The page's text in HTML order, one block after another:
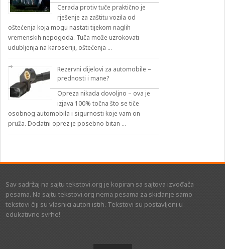
Cerada protiv tuče praktično je
rješenje za zaštitu vozila od
oštećenja koja mogu nastati tijekom naglih
vremenskih nepogoda. Tuča može uzrokovati
udubljenja na karoseriji, oštećenja …
Rezervni dijelovi za automobile –
prednosti i mane?
Opreza nikada dovoljno – ova je
izjava 100% točna što se tiče
osobnog automobila i sigurnosti koje vam on
pruža. Dodatni oprez je posebno bitan …
Sav sadržaj na sajtu tekstovi.org je kopiran sa sajtova izvođača
pesama. Na sajtu tekstovi.org nema pesama za skidanje samo
tekstovi čiji su vlasnici autori istih. Tekstovi su postavljeni u
edukativne svrhe!